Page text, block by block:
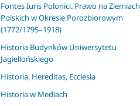
Fontes Iuris Polonici. Prawo na Ziemiach
Polskich w Okresie Porozbiorowym
(1772/1795–1918)
Historia Budynków Uniwersytetu
Jagiellońskiego
Historia, Hereditas, Ecclesia
Historia w Mediach